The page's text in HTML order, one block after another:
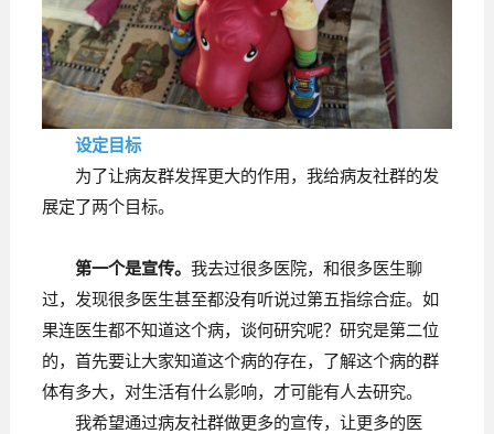
设定目标
为了让病友群发挥更大的作用，我给病友社群的发
展定了两个目标。
第一个是宣传。我去过很多医院，和很多医生聊
过，发现很多医生甚至都没有听说过第五指综合症。如
果连医生都不知道这个病，谈何研究呢？研究是第二位
的，首先要让大家知道这个病的存在，了解这个病的群
体有多大，对生活有什么影响，才可能有人去研究。
我希望通过病友社群做更多的宣传，让更多的医